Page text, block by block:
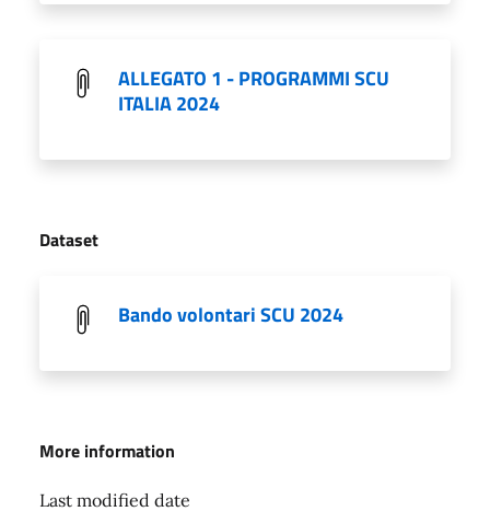
ALLEGATO 1 - PROGRAMMI SCU
ITALIA 2024
Dataset
Bando volontari SCU 2024
More information
Last modified date